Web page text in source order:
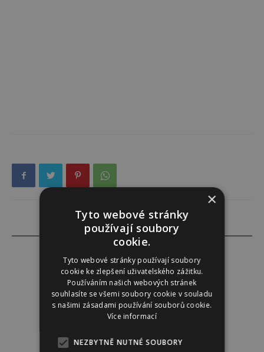
Redakce
Redakce magazínu Instinkt.
×
Tyto webové stránky
používají soubory
cookie.
Tyto webové stránky používají soubory
cookie ke zlepšení uživatelského zážitku.
Používáním našich webových stránek
souhlasíte se všemi soubory cookie v souladu
s našimi zásadami používání souborů cookie.
Více informací
NEZBYTNĚ NUTNÉ SOUBORY